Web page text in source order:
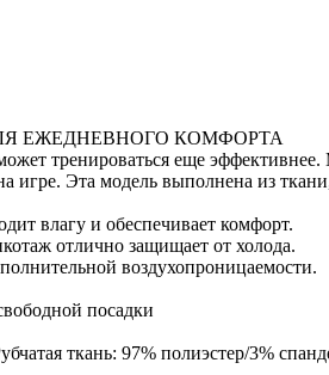
ЕЖЕДНЕВНОГО КОМФОРТА
тренироваться еще эффективнее.
игре. Эта модель выполнена из
влагу и обеспечивает комфорт.
отлично защищает от холода.
воздухопроницаемости.
посадки
ткань: 97% полиэстер/3%